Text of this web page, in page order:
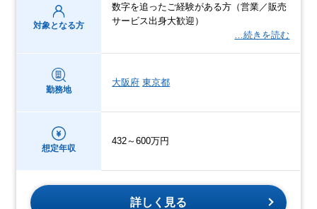
対象となる方
数字を追ったご経験がある方（営業／販売
サービス出身大歓迎）
…続きを読む
勤務地
大阪府 東京都
想定年収
432～600万円
詳しく見る